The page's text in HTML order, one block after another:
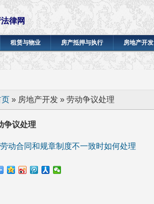
律网
租赁与物业 房产抵押与执行 房地产开发
这里
页 » 房地产开发 » 劳动争议处理
争议处理
劳动合同和规章制度不一致时如何处理